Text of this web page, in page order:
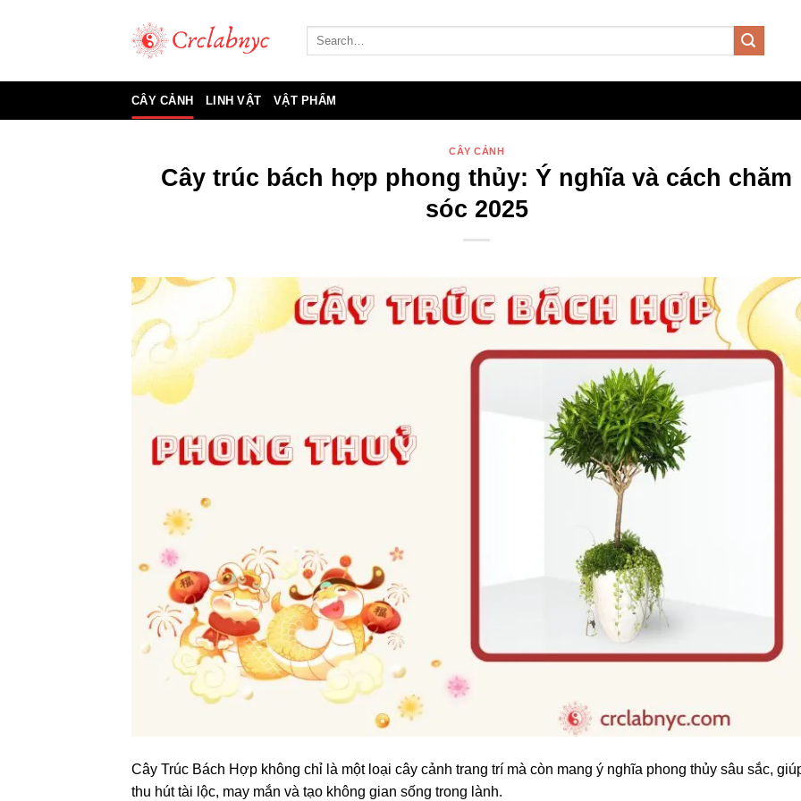
dung
CÂY CẢNH LINH VẬT VẬT PHẨM
CÂY CẢNH
Cây trúc bách hợp phong thủy: Ý nghĩa và cách chăm
sóc 2025
Cây Trúc Bách Hợp không chỉ là một loại cây cảnh trang trí mà còn mang ý nghĩa phong thủy sâu sắc,
thu hút tài lộc, may mắn và tạo không gian sống trong lành.